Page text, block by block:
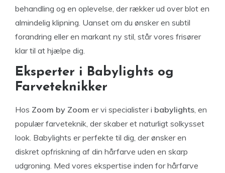
behandling og en oplevelse, der rækker ud over blot en
almindelig klipning. Uanset om du ønsker en subtil
forandring eller en markant ny stil, står vores frisører
klar til at hjælpe dig.
Eksperter i Babylights og
Farveteknikker
Hos Zoom by Zoom er vi specialister i babylights, en
populær farveteknik, der skaber et naturligt solkysset
look. Babylights er perfekte til dig, der ønsker en
diskret opfriskning af din hårfarve uden en skarp
udgroning. Med vores ekspertise inden for hårfarve